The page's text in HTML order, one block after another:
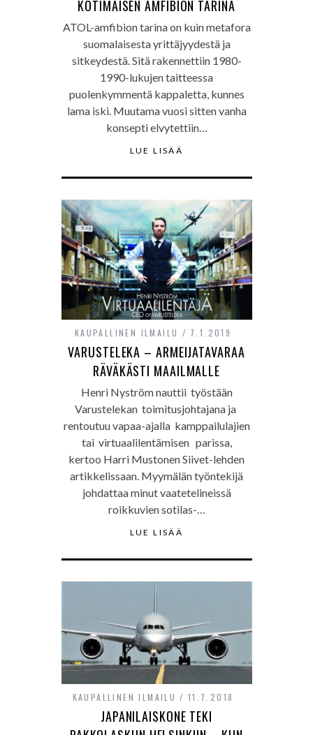
KOTIMAISEN AMFIBION TARINA
ATOL-amfibion tarina on kuin metafora
suomalaisesta yrittäjyydestä ja
sitkeydestä. Sitä rakennettiin 1980-
1990-lukujen taitteessa
puolenkymmentä kappaletta, kunnes
lama iski. Muutama vuosi sitten vanha
konsepti elvytettiin…
LUE LISÄÄ
KAUPALLINEN ILMAILU 7.1.2019
VARUSTELEKA – ARMEIJATAVARAA
RÄVÄKÄSTI MAAILMALLE
Henri Nyström nauttii työstään
Varustelekan toimitusjohtajana ja
rentoutuu vapaa-ajalla kamppailulajien
tai virtuaalilentämisen parissa,
kertoo Harri Mustonen Siivet-lehden
artikkelissaan. Myymälän työntekijä
johdattaa minut vaatetelineissä
roikkuvien sotilas-…
LUE LISÄÄ
KAUPALLINEN ILMAILU 11.7.2018
JAPANILAISKONE TEKI